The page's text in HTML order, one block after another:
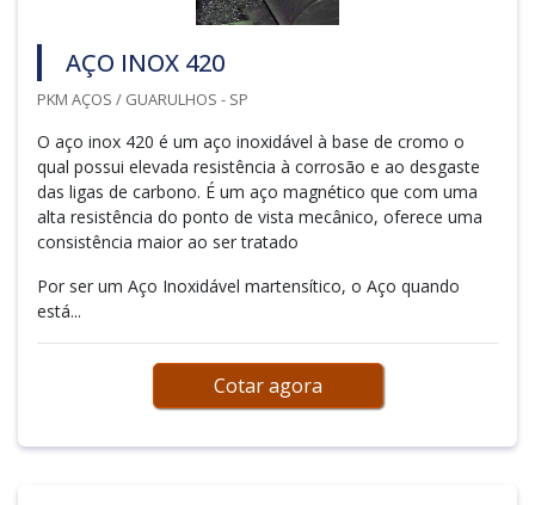
AÇO INOX 420
PKM AÇOS / GUARULHOS - SP
O aço inox 420 é um aço inoxidável à base de cromo o
qual possui elevada resistência à corrosão e ao desgaste
das ligas de carbono. É um aço magnético que com uma
alta resistência do ponto de vista mecânico, oferece uma
consistência maior ao ser tratado
Por ser um Aço Inoxidável martensítico, o Aço quando
está...
Cotar agora